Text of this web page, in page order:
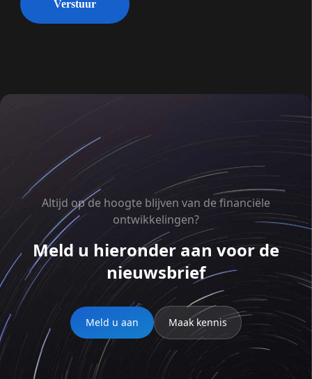
Altijd op de hoogte blijven van de financiële
ontwikkelingen?
Meld u hieronder aan voor de
nieuwsbrief
Meld u aan Maak kennis
Document aanvragen
Naam
Meld je aan voor de nieuwsbrief
Naam